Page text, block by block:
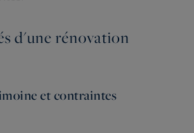
d'une rénovation
et contraintes